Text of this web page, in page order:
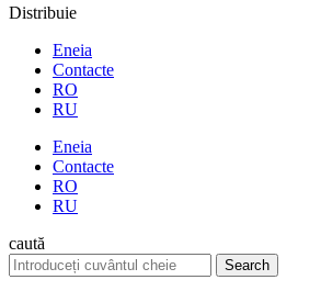
Distribuie
Eneia
Contacte
RO
RU
Eneia
Contacte
RO
RU
caută